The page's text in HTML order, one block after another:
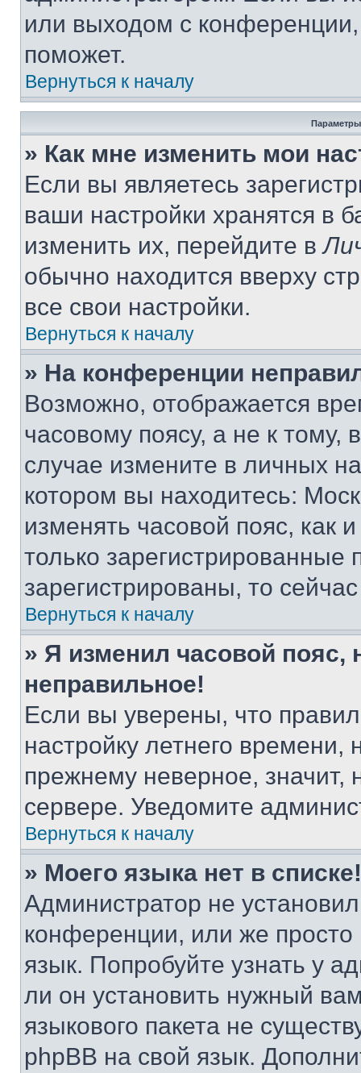
или выходом с
поможет.
Вернуться к началу
Параметры
» Как мне изменить мои
Если вы являетесь
ваши настройки хранятся в
изменить их, перейдите в
обычно находится вверху
все свои настройки.
Вернуться к началу
» На конференции
Возможно, отображается
часовому поясу, а не к тому,
случае измените в личных
котором вы находитесь:
изменять часовой пояс, как
только
зарегистрированы, то
Вернуться к началу
» Я изменил часовой пояс,
неправильное!
Если вы уверены, что
настройку летнего
прежнему неверное, значит,
сервере. Уведомите
Вернуться к началу
» Моего языка нет в списке!
Администратор не
конференции, или же
язык. Попробуйте узнать у
ли он установить нужный
языкового пакета не
phpBB на свой язык.